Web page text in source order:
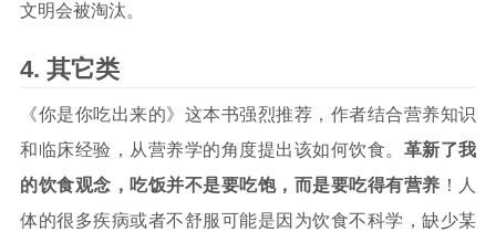
文明会被淘汰。
其它类
《你是你吃出来的》这本书强烈推荐，作者结合营养知识
和临床经验，从营养学的角度提出该如何饮食。 革新了我
的饮食观念，吃饭并不是要吃饱，而是要吃得有营养 ！人
体的很多疾病或者不舒服可能是因为饮食不科学，缺少某